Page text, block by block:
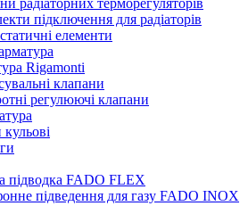
радіаторних терморегуляторів
підключення для радіаторів
елементи
Rigamonti
клапани
регулюючі клапани
підводка FADO FLEX
підведення для газу FADO INOX